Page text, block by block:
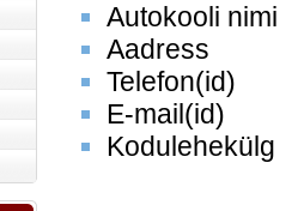
Autokooli nimi
Aadress
Telefon(id)
E-mail(id)
Kodulehekülg